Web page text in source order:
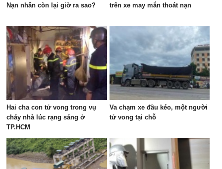
Nạn nhân còn lại giờ ra sao?
trên xe may mắn thoát nạn
Hai cha con tử vong trong vụ
cháy nhà lúc rạng sáng ở
TP.HCM
Va chạm xe đầu kéo, một người
tử vong tại chỗ